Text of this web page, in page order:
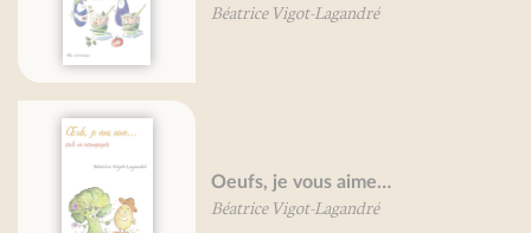
Béatrice Vigot-Lagandré
Oeufs, je vous aime…
Béatrice Vigot-Lagandré